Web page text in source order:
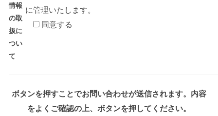
情報
の取
扱に
つい
て
に管理いたします。
同意する
ボタンを押すことでお問い合わせが送信されます。内容
をよくご確認の上、ボタンを押してください。